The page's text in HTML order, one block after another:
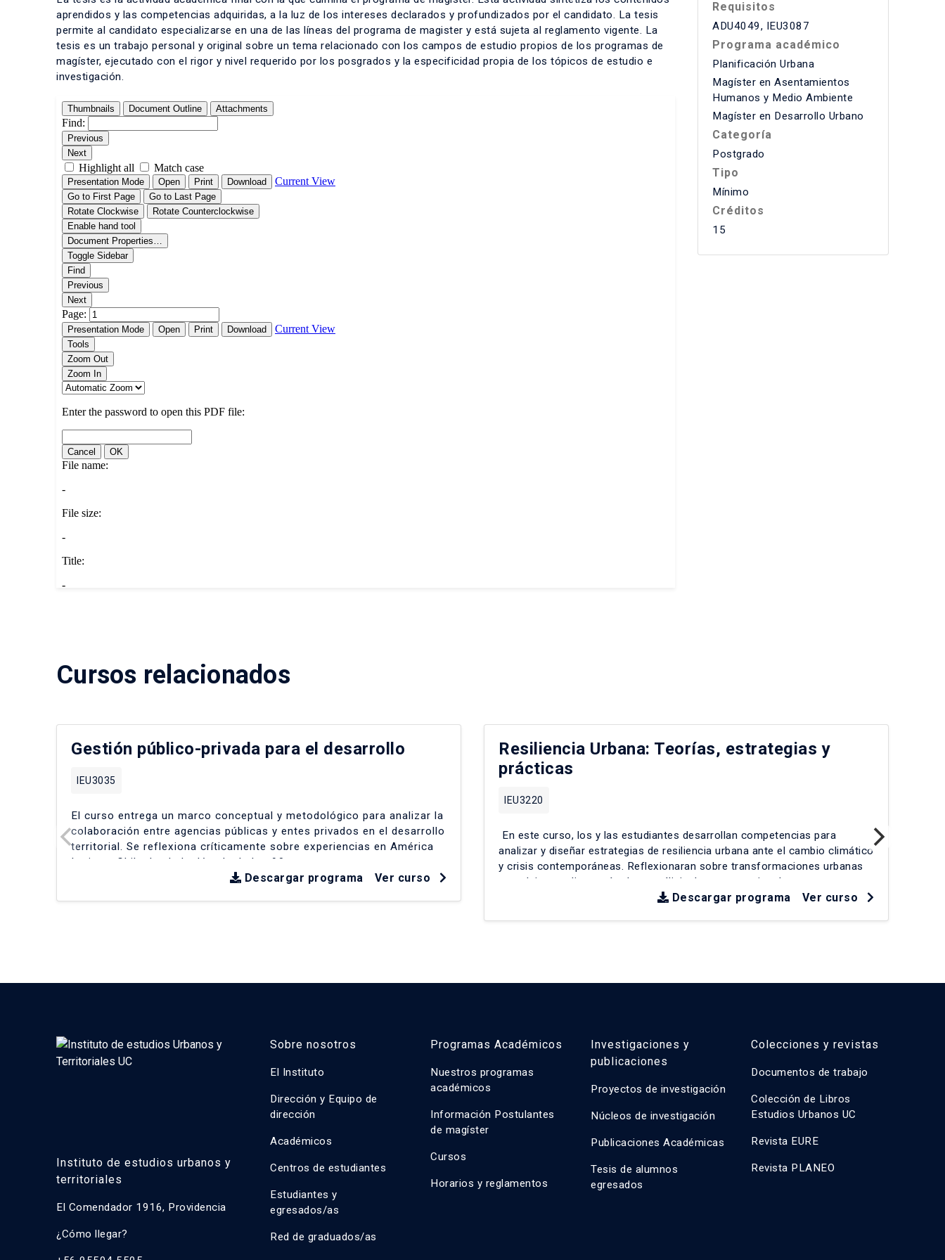
aprendidos y las competencias adquiridas, a la luz de los intereses declarados y profundizados por el candidato. La tesis
permite al candidato especializarse en una de las líneas del programa de magister y está sujeta al reglamento vigente. La
tesis es un trabajo personal y original sobre un tema relacionado con los campos de estudio propios de los programas de
magíster, ejecutado con el rigor y nivel requerido por los posgrados y la especificidad propia de los tópicos de estudio e
investigación.
Requisitos
ADU4049, IEU3087
Programa académico
Planificación Urbana
Magíster en Asentamientos
Humanos y Medio Ambiente
Magíster en Desarrollo Urbano
Categoría
Postgrado
Tipo
Mínimo
Créditos
15
Cursos relacionados
Gestión público-privada para el desarrollo
IEU3035
El curso entrega un marco conceptual y metodológico para analizar la
colaboración entre agencias públicas y entes privados en el desarrollo
territorial. Se reflexiona críticamente sobre experiencias en América
Latina y Chile desde la década de los 90
Ver curso
Descargar programa
Resiliencia Urbana: Teorías, estrategias y
prácticas
IEU3220
En este curso, los y las estudiantes desarrollan competencias para
analizar y diseñar estrategias de resiliencia urbana ante el cambio climático
y crisis contemporáneas. Reflexionaran sobre transformaciones urbanas
complejas mediante cátedras, análisis de casos nacionales e
internacionales y foros críticos. Se abordarán desafíos como crecimiento
Ver curso
Descargar programa
Instituto de estudios urbanos y
territoriales
El Comendador 1916, Providencia
¿Cómo llegar?
Sobre nosotros
El Instituto
Dirección y Equipo de
dirección
Académicos
Centros de estudiantes
Estudiantes y
egresados/as
Red de graduados/as
Programas Académicos
Nuestros programas
académicos
Información Postulantes
de magíster
Cursos
Horarios y reglamentos
Investigaciones y
publicaciones
Proyectos de investigación
Núcleos de investigación
Publicaciones Académicas
Tesis de alumnos
egresados
Colecciones y revistas
Documentos de trabajo
Colección de Libros
Estudios Urbanos UC
Revista EURE
Revista PLANEO